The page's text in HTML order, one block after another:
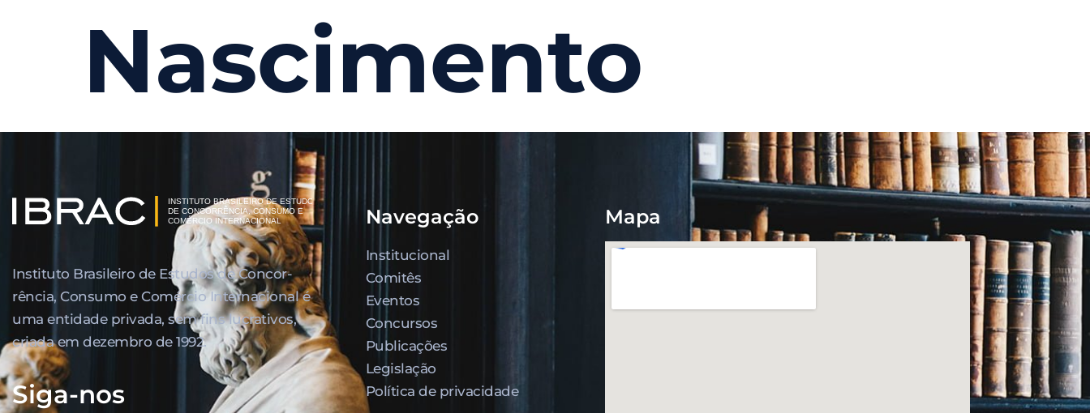
Nascimento
Instituto Brasileiro de Estudos de Concor­
rência, Consumo e Comércio Internacional é
uma entidade privada, sem fins lucrativos,
criada em dezembro de 1992.
Siga-nos
Navegação
Institucional
Comitês
Eventos
Concursos
Publicações
Legislação
Política de privacidade
Mapa